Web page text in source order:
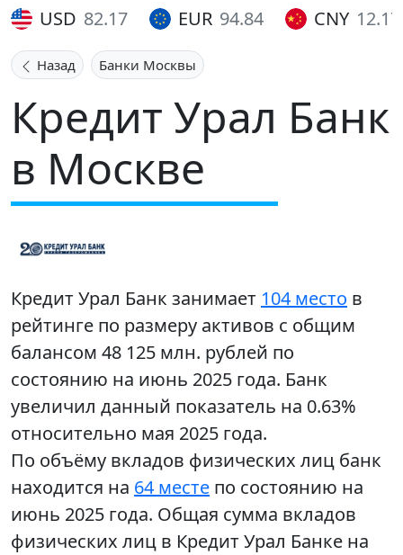
USD 82.17 EUR 94.84 CNY 12.17
Назад Банки Москвы
Кредит Урал Банк
в Москве
Кредит Урал Банк занимает 104 место в
рейтинге по размеру активов с общим
балансом 48 125 млн. рублей по
состоянию на июнь 2025 года. Банк
увеличил данный показатель на 0.63%
относительно мая 2025 года.
По объёму вкладов физических лиц банк
находится на 64 месте по состоянию на
июнь 2025 года. Общая сумма вкладов
физических лиц в Кредит Урал Банке на